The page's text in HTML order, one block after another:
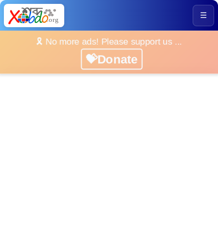
☰
🎗️ No more ads! Please support us ...
💝Donate